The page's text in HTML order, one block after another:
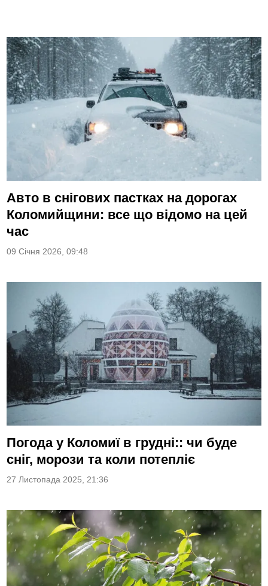
Авто в снігових пастках на дорогах
Коломийщини: все що відомо на цей
час
09 Січня 2026, 09:48
Погода у Коломиї в грудні:: чи буде
сніг, морози та коли потепліє
27 Листопада 2025, 21:36